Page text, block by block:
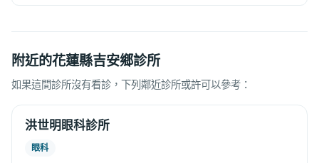
附近的花蓮縣吉安鄉診所
如果這間診所沒有看診，下列鄰近診所或許可以參考：
洪世明眼科診所
眼科